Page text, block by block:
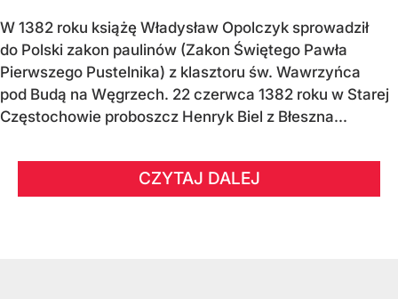
W 1382 roku książę Władysław Opolczyk sprowadził
do Polski zakon paulinów (Zakon Świętego Pawła
Pierwszego Pustelnika) z klasztoru św. Wawrzyńca
pod Budą na Węgrzech. 22 czerwca 1382 roku w Starej
Częstochowie proboszcz Henryk Biel z Błeszna...
CZYTAJ DALEJ